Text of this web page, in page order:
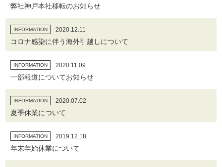
弊社神戸本社移転のお知らせ
INFORMATION 2020.12.11
コロナ感染に伴う海外引越しについて
INFORMATION 2020.11.09
一部報道についてお知らせ
INFORMATION 2020.07.02
夏季休業について
INFORMATION 2019.12.18
年末年始休業について